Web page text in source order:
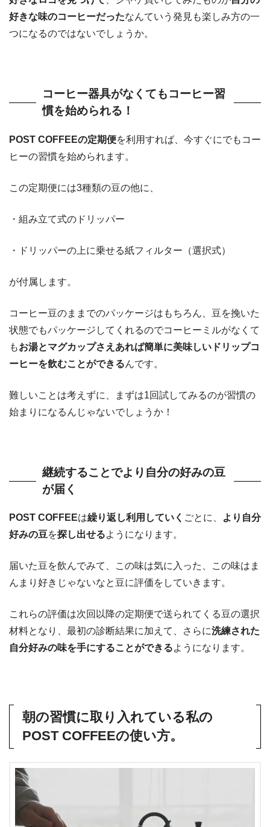
好きな味のコーヒーだったなんていう発見も楽しみ方の一
つになるのではないでしょうか。
コーヒー器具がなくてもコーヒー習
慣を始められる！
POST COFFEEの定期便を利用すれば、今すぐにでもコー
ヒーの習慣を始められます。
この定期便には3種類の豆の他に、
・組み立て式のドリッパー
・ドリッパーの上に乗せる紙フィルター（選択式）
が付属します。
コーヒー豆のままでのパッケージはもちろん、豆を挽いた
状態でもパッケージしてくれるのでコーヒーミルがなくて
もお湯とマグカップさえあれば簡単に美味しいドリップコ
ーヒーを飲むことができるんです。
難しいことは考えずに、まずは1回試してみるのが習慣の
始まりになるんじゃないでしょうか！
継続することでより自分の好みの豆
が届く
POST COFFEEは繰り返し利用していく ごとに、
より自分
好みの豆を探し出せるようになります。
届いた豆を飲んでみて、この味は気に入った、この味はま
んまり好きじゃないなと豆に評価をしていきます。
これらの評価は次回以降の定期便で送られてくる豆の選択
材料となり、最初の診断結果に加えて、さらに洗練された
自分好みの味を手にすることができるようになります。
朝の習慣に取り入れている私の
POST COFFEEの使い方。